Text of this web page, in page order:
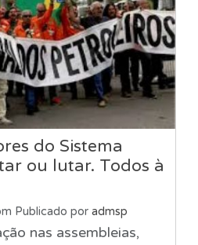
do Sistema
ou lutar. Todos à
Publicado por admsp
nas assembleias,